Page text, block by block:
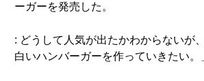
ーガーを発売した。
: どうして人気が出たかわからないが
白いハンバーガーを作っていきたい。